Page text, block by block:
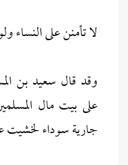
لا تأمنن على النساء
وقد قال سعيد بن
على بيت مال
جارية سوداء لخشيت